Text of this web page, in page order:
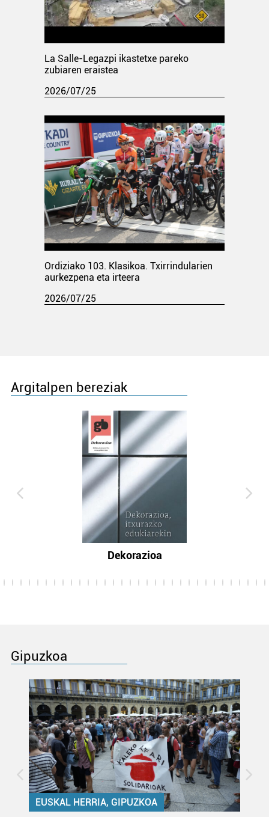
La Salle-Legazpi ikastetxe pareko
zubiaren eraistea
2026/07/25
Ordiziako 103. Klasikoa. Txirrindularien
aurkezpena eta irteera
2026/07/25
Argitalpen bereziak
Dekorazioa
Gipuzkoa
EUSKAL HERRIA, GIPUZKOA